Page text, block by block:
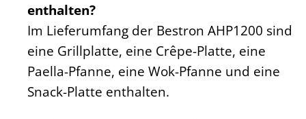
enthalten?
Im Lieferumfang der Bestron AHP1200 sind
eine Grillplatte, eine Crêpe-Platte, eine
Paella-Pfanne, eine Wok-Pfanne und eine
Snack-Platte enthalten.